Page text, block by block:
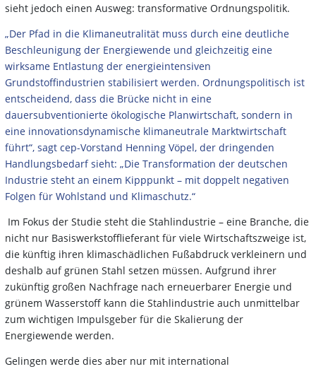
sieht jedoch einen Ausweg: transformative Ordnungspolitik.
„Der Pfad in die Klimaneutralität muss durch eine deutliche
Beschleunigung der Energiewende und gleichzeitig eine
wirksame Entlastung der energieintensiven
Grundstoffindustrien stabilisiert werden. Ordnungspolitisch ist
entscheidend, dass die Brücke nicht in eine
dauersubventionierte ökologische Planwirtschaft, sondern in
eine innovationsdynamische klimaneutrale Marktwirtschaft
führt“, sagt cep-Vorstand Henning Vöpel, der dringenden
Handlungsbedarf sieht: „Die Transformation der deutschen
Industrie steht an einem Kipppunkt – mit doppelt negativen
Folgen für Wohlstand und Klimaschutz.“
Im Fokus der Studie steht die Stahlindustrie – eine Branche, die
nicht nur Basiswerkstofflieferant für viele Wirtschaftszweige ist,
die künftig ihren klimaschädlichen Fußabdruck verkleinern und
deshalb auf grünen Stahl setzen müssen. Aufgrund ihrer
zukünftig großen Nachfrage nach erneuerbarer Energie und
grünem Wasserstoff kann die Stahlindustrie auch unmittelbar
zum wichtigen Impulsgeber für die Skalierung der
Energiewende werden.
Gelingen werde dies aber nur mit international